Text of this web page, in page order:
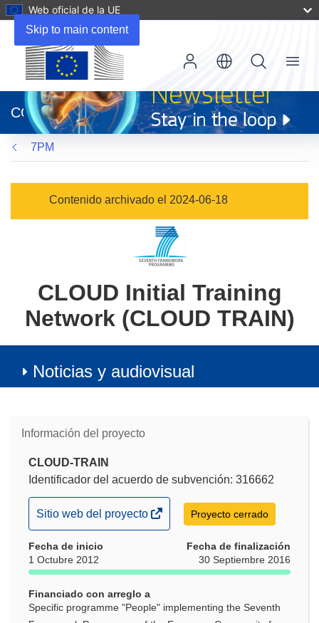
Skip to main content
Web oficial de la UE
abrirá
en
una
nueva
ventana)
CORDIS
Menu
7PM
Contenido archivado el 2024-06-18
CLOUD Initial Training
Network (CLOUD TRAIN)
Noticias y audiovisual
Información del proyecto
CLOUD-TRAIN
Identificador del acuerdo de subvención: 316662
(se
abrirá
en
una
ventana)
Sitio web del proyecto Proyecto cerrado
Fecha de inicio
1 Octubre 2012
Fecha de finalización
30 Septiembre 2016
Financiado con arreglo a
Specific programme "People" implementing the Seventh